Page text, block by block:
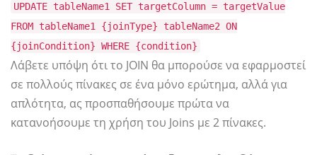
UPDATE tableName1 SET targetColumn = targetValue
FROM tableName1 {joinType} tableName2 ON
{joinCondition} WHERE {condition}
Λάβετε υπόψη ότι το JOIN θα μπορούσε να εφαρμοστεί
σε πολλούς πίνακες σε ένα μόνο ερώτημα, αλλά για
απλότητα, ας προσπαθήσουμε πρώτα να
κατανοήσουμε τη χρήση του Joins με 2 πίνακες.